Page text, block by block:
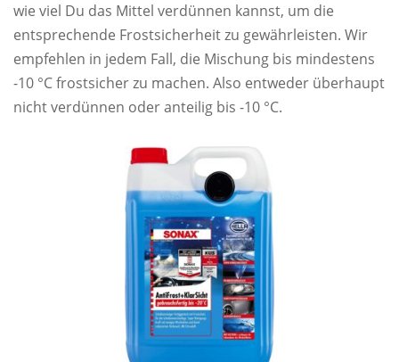
wie viel Du das Mittel verdünnen kannst, um die
entsprechende Frostsicherheit zu gewährleisten. Wir
empfehlen in jedem Fall, die Mischung bis mindestens
-10 °C frostsicher zu machen. Also entweder überhaupt
nicht verdünnen oder anteilig bis -10 °C.